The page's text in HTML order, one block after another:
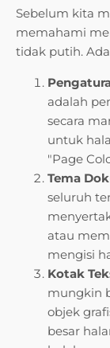
Sebelum kita
memahami
tidak putih.
adalah
secara
untuk
"Page
Tema
seluruh
atau
mengisi
Kotak
mungkin
objek
besar